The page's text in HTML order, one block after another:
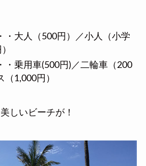
・大人（500円）／小人（小学
・乗用車(500円)／二輪車（200
（1,000円）
しいビーチが！